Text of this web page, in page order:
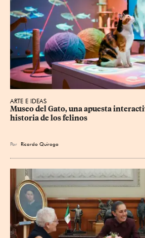
ARTE E IDEAS
Museo del Gato, una apuesta
historia de los felinos
Por Ricardo Quiroga